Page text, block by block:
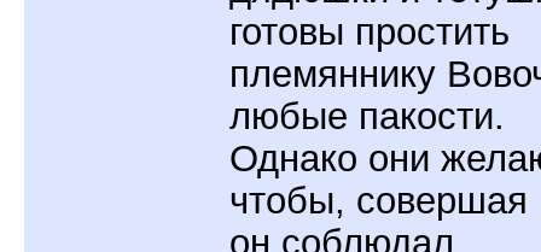
готовы простить
племяннику
любые пакости.
Однако они
чтобы, совершая
он соблюдал